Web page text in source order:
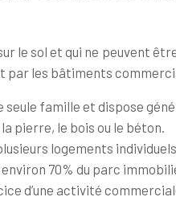
le sol et qui ne peuvent
par les bâtiments
famille et dispose
pierre, le bois ou le béton.
logements
70% du parc
d’une activité